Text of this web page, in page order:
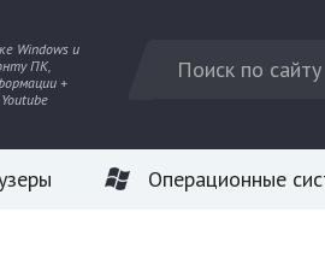
Windows и
ПК,
+
Операционные